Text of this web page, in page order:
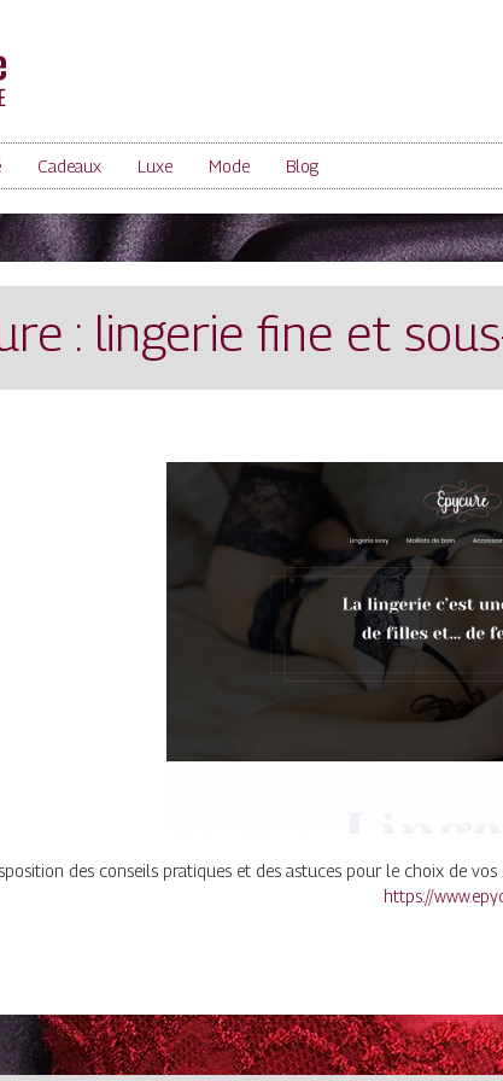
Cadeaux Luxe Mode Blog
: lingerie fine et
des conseils pratiques et des astuces pour le choix de vos
https://